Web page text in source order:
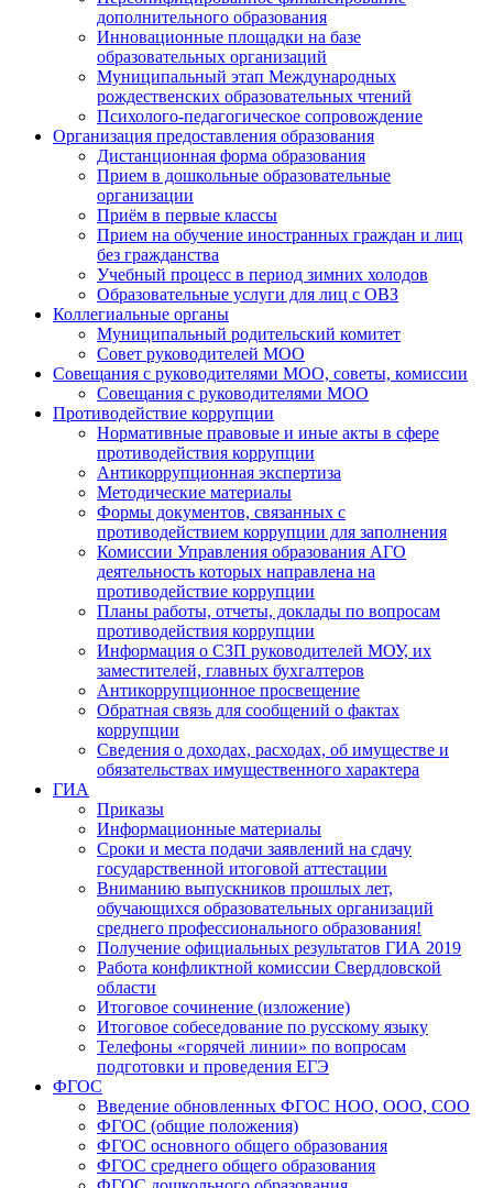
дополнительного образования
Инновационные площадки на базе
образовательных организаций
Муниципальный этап Международных
рождественских образовательных чтений
Психолого-педагогическое сопровождение
Организация предоставления образования
Дистанционная форма образования
Прием в дошкольные образовательные
организации
Приём в первые классы
Прием на обучение иностранных граждан и лиц
без гражданства
Учебный процесс в период зимних холодов
Образовательные услуги для лиц с ОВЗ
Коллегиальные органы
Муниципальный родительский комитет
Совет руководителей МОО
Совещания с руководителями МОО, советы, комиссии
Совещания с руководителями МОО
Противодействие коррупции
Нормативные правовые и иные акты в сфере
противодействия коррупции
Антикоррупционная экспертиза
Методические материалы
Формы документов, связанных с
противодействием коррупции для заполнения
Комиссии Управления образования АГО
деятельность которых направлена на
противодействие коррупции
Планы работы, отчеты, доклады по вопросам
противодействия коррупции
Информация о СЗП руководителей МОУ, их
заместителей, главных бухгалтеров
Антикоррупционное просвещение
Обратная связь для сообщений о фактах
коррупции
Сведения о доходах, расходах, об имуществе и
обязательствах имущественного характера
ГИА
Приказы
Информационные материалы
Сроки и места подачи заявлений на сдачу
государственной итоговой аттестации
Вниманию выпускников прошлых лет,
обучающихся образовательных организаций
среднего профессионального образования!
Получение официальных результатов ГИА 2019
Работа конфликтной комиссии Свердловской
области
Итоговое сочинение (изложение)
Итоговое собеседование по русскому языку
Телефоны «горячей линии» по вопросам
подготовки и проведения ЕГЭ
ФГОС
Введение обновленных ФГОС НОО, ООО, СОО
ФГОС (общие положения)
ФГОС основного общего образования
ФГОС среднего общего образования